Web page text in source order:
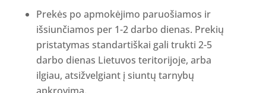
Prekės po apmokėjimo paruošiamos ir
išsiunčiamos per 1-2 darbo dienas. Prekių
pristatymas standartiškai gali trukti 2-5
darbo dienas Lietuvos teritorijoje, arba
ilgiau, atsižvelgiant į siuntų tarnybų